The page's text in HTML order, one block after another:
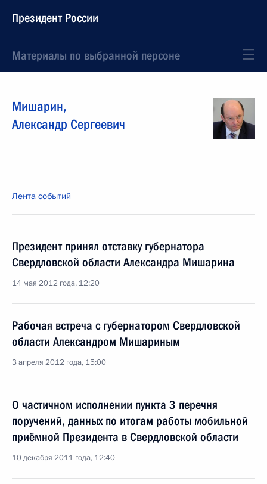
Президент России
Материалы по выбранной персоне
Мишарин,
Александр Сергеевич
Лента событий
Президент принял отставку губернатора
Свердловской области Александра Мишарина
14 мая 2012 года, 12:20
Рабочая встреча с губернатором Свердловской
области Александром Мишариным
3 апреля 2012 года, 15:00
О частичном исполнении пункта 3 перечня
поручений, данных по итогам работы мобильной
приёмной Президента в Свердловской области
10 декабря 2011 года, 12:40